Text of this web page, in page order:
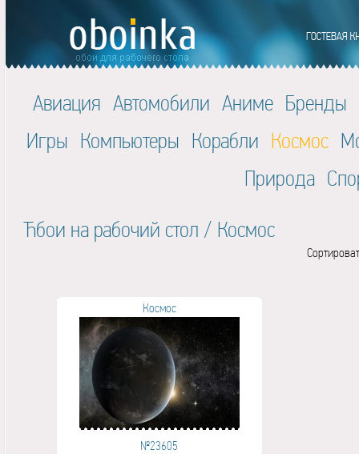
Авиация Автомобили Аниме Бренды
Игры Компьютеры Корабли Космос
Природа
Ћбои на рабочий стол / Космос
Космос
№23605